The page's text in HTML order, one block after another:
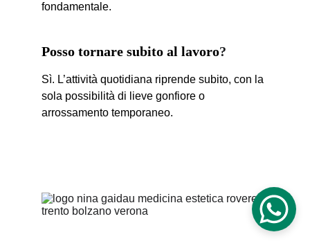
fondamentale.
Posso tornare subito al lavoro?
Sì. L’attività quotidiana riprende subito, con la
sola possibilità di lieve gonfiore o
arrossamento temporaneo.